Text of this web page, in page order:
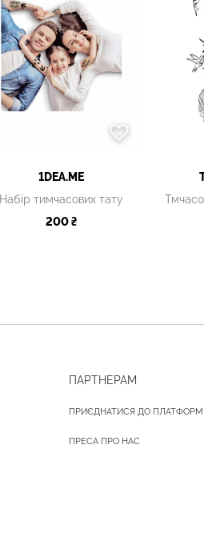
1DEA.ME
Набір тимчасових тату
200 ₴
ПАРТНЕРАМ
ПРИЄДНАТИСЯ ДО
ПРЕСА ПРО НАС